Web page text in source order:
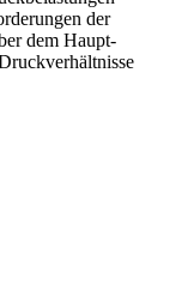
der
dem Haupt-